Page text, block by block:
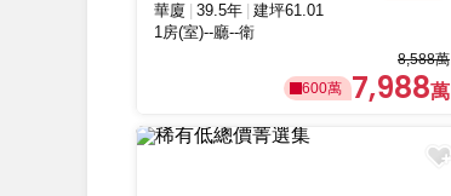
華廈 39.5年 建坪61.01
1房(室)--廳--衛
8,588萬
600萬
7,988